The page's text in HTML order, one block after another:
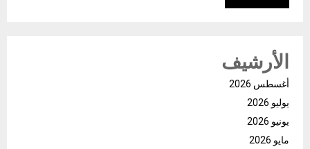
الأرشيف
أغسطس 2026
يوليو 2026
يونيو 2026
مايو 2026